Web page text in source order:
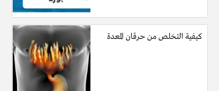
كيفية التخلص من حرقان المعدة